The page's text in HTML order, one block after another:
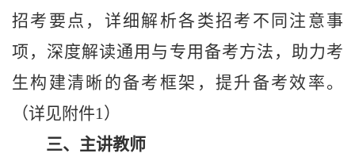
招考要点，详细解析各类招考不同注意事
项，深度解读通用与专用备考方法，助力考
生构建清晰的备考框架，提升备考效率。
（详见附件1）
三、主讲教师